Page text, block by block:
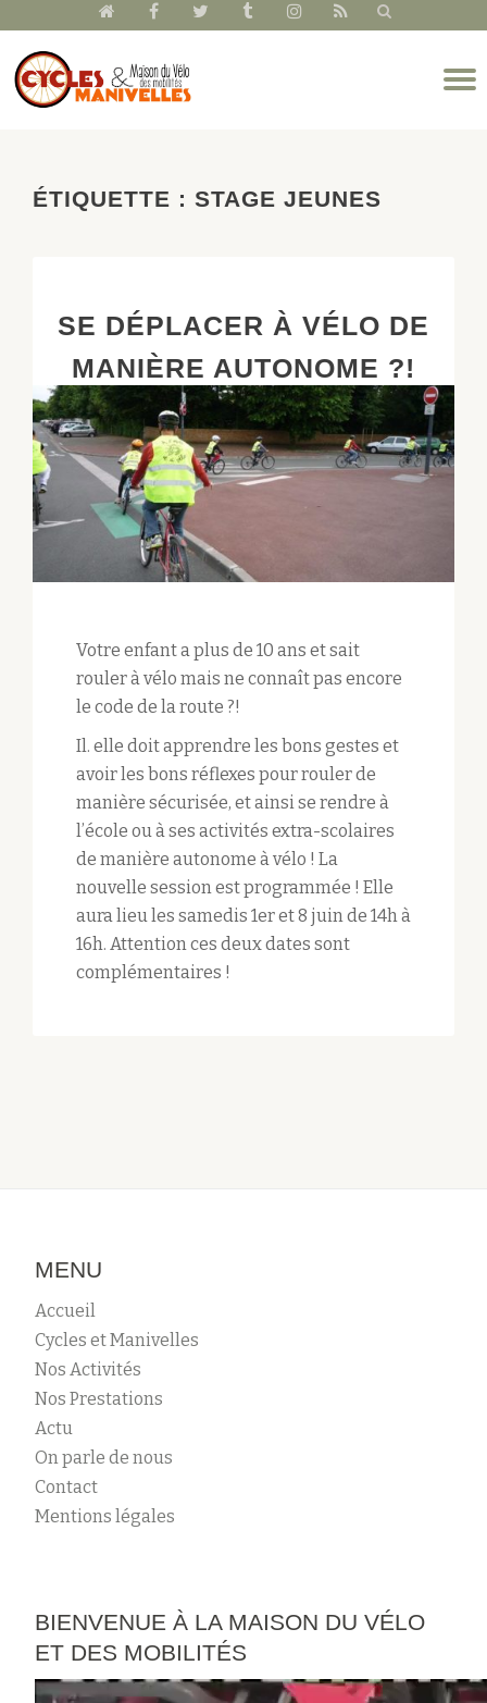
Aller
au
fa-
fa-
fa-
fa-
fa-
fa-
ÉTIQUETTE : STAGE JEUNES
SE DÉPLACER À VÉLO DE
MANIÈRE AUTONOME ?!
Votre enfant a plus de 10 ans et sait
rouler à vélo mais ne connaît pas encore
le code de la route ?!
Il. elle doit apprendre les bons gestes et
avoir les bons réflexes pour rouler de
manière sécurisée, et ainsi se rendre à
l’école ou à ses activités extra-scolaires
de manière autonome à vélo ! La
nouvelle session est programmée ! Elle
aura lieu les samedis 1er et 8 juin de 14h à
16h. Attention ces deux dates sont
complémentaires !
MENU
Accueil
Cycles et Manivelles
Nos Activités
Nos Prestations
Actu
On parle de nous
Contact
Mentions légales
BIENVENUE À LA MAISON DU VÉLO
ET DES MOBILITÉS